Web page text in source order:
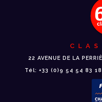
22 AVENUE DE LA
Tél: +33 (0)9 54 54 83 18